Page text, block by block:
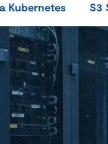
Kubernetes S3